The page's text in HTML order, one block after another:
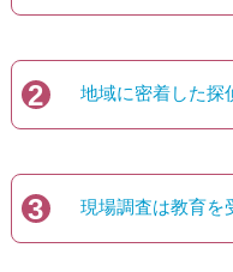
2 地域に密着した探
3 現場調査は教育を